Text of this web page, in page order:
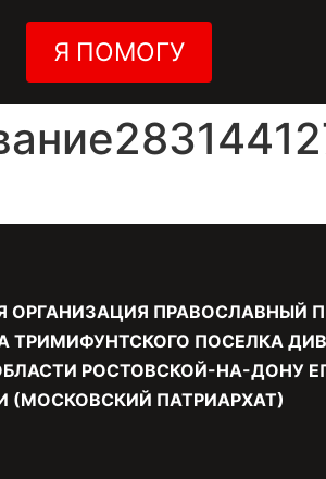
Я ПОМОГУ
ОРГАНИЗАЦИЯ ПРАВОСЛАВНЫЙ
ТРИМИФУНТСКОГО ПОСЕЛКА
РОСТОВСКОЙ-НА-ДОНУ
(МОСКОВСКИЙ ПАТРИАРХАТ)